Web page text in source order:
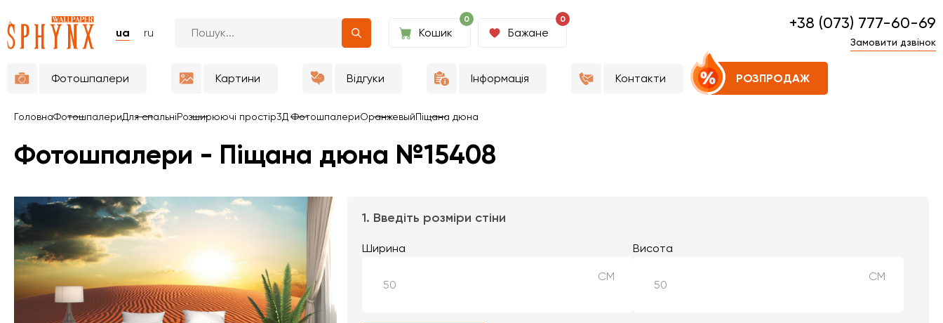
ua ru
0
Кошик
0
Бажане
+38 (073) 777-60-69
Замовити дзвінок
Фотошпалери Картини Відгуки Інформація Контакти РОЗПРОДАЖ
ГоловнаФотошпалериДля спальніРозширюючі простір3Д ФотошпалериОранжевыйПіщана дюна
Фотошпалери - Піщана дюна №15408
1. Введіть розміри стіни
Ширина
СМ
Висота
СМ